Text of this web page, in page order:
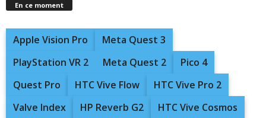
En ce moment
Apple Vision Pro
Meta Quest 3
PlayStation VR 2
Meta Quest 2
Pico 4
Quest Pro
HTC Vive Flow
HTC Vive Pro 2
Valve Index
HP Reverb G2 HTC Vive Cosmos